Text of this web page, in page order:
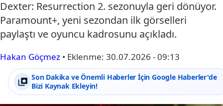
Dexter: Resurrection 2. sezonuyla geri dönüyor.
Paramount+, yeni sezondan ilk görselleri
paylaştı ve oyuncu kadrosunu açıkladı.
Hakan Göçmez • Eklenme: 30.07.2026 - 09:13
Son Dakika ve Önemli Haberler İçin Google Haberler'de
Bizi Kaynak Ekleyin!